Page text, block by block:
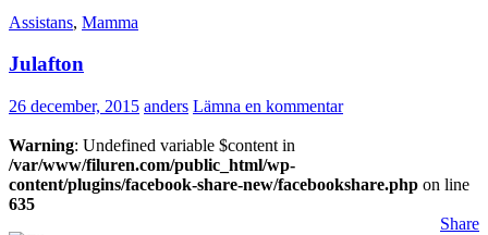
Assistans, Mamma
Julafton
26 december, 2015 anders Lämna en kommentar
Warning: Undefined variable $content in
/var/www/filuren.com/public_html/wp-
content/plugins/facebook-share-new/facebookshare.php on line
635
Share